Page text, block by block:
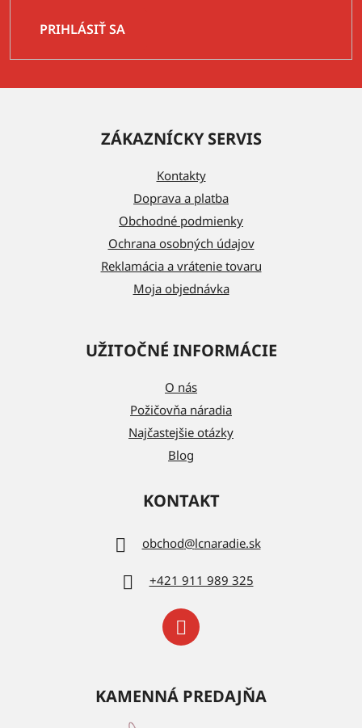
PRIHLÁSIŤ SA
ZÁKAZNÍCKY SERVIS
Kontakty
Doprava a platba
Obchodné podmienky
Ochrana osobných údajov
Reklamácia a vrátenie tovaru
Moja objednávka
UŽITOČNÉ INFORMÁCIE
O nás
Požičovňa náradia
Najčastejšie otázky
Blog
KONTAKT
obchod@lcnaradie.sk
+421 911 989 325
KAMENNÁ PREDAJŇA